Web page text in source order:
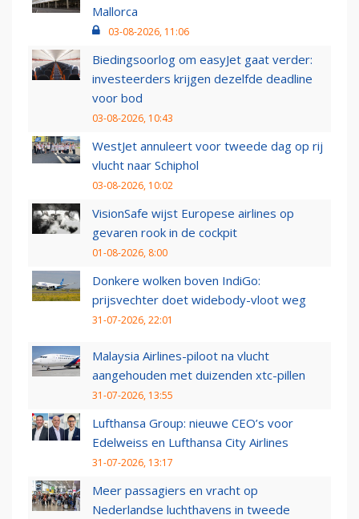
Mallorca
03-08-2026, 11:06
Biedingsoorlog om easyJet gaat verder:
investeerders krijgen dezelfde deadline
voor bod
03-08-2026, 10:43
WestJet annuleert voor tweede dag op rij
vlucht naar Schiphol
03-08-2026, 10:02
VisionSafe wijst Europese airlines op
gevaren rook in de cockpit
01-08-2026, 8:00
Donkere wolken boven IndiGo:
prijsvechter doet widebody-vloot weg
31-07-2026, 22:01
Malaysia Airlines-piloot na vlucht
aangehouden met duizenden xtc-pillen
31-07-2026, 13:55
Lufthansa Group: nieuwe CEO’s voor
Edelweiss en Lufthansa City Airlines
31-07-2026, 13:17
Meer passagiers en vracht op
Nederlandse luchthavens in tweede